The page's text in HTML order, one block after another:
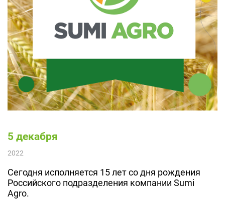
5 декабря
2022
Сегодня исполняется 15 лет со дня рождения
Российского подразделения компании Sumi
Agro.